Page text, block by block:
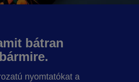
bátran
nyomtatókat a